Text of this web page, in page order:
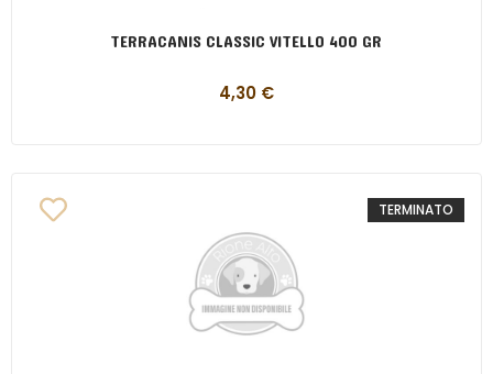
TERRACANIS CLASSIC VITELLO 400 GR
4,30 €
TERMINATO